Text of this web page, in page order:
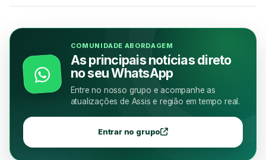
COMUNIDADE ABORDAGEM
As principais notícias direto
no seu WhatsApp
Entre no nosso grupo e acompanhe as
atualizações de Assis e região em tempo real.
Entrar no grupo